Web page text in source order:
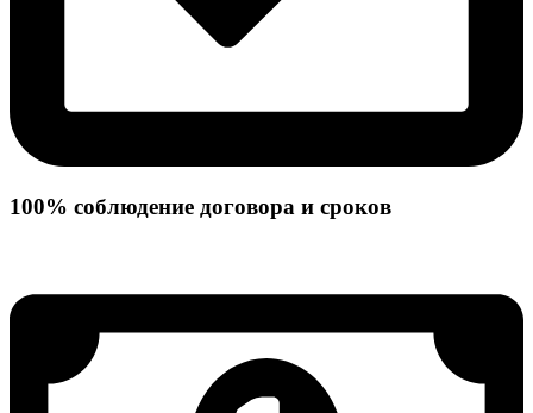
100% соблюдение договора и сроков